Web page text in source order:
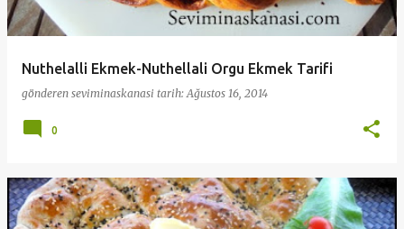
Nuthelalli Ekmek-Nuthellali Orgu Ekmek Tarifi
gönderen seviminaskanasi tarih:Ağustos 16, 2014
0